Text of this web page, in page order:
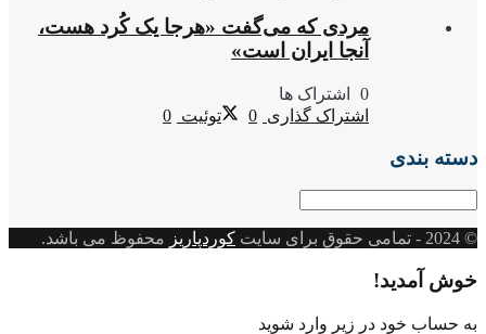
مردی که می‌گفت «هرجا یک کُرد هست،
آنجا ایران است»
0 اشتراک ها
اشتراک گذاری 0 توئیت 0
دسته بندی
© 2024
- تمامی حقوق برای سایت کوردپاریز محفوظ می باشد.
خوش آمدید!
به حساب خود در زیر وارد شوید